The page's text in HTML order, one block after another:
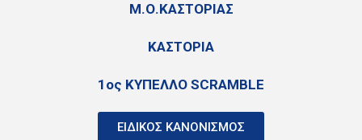
Μ.Ο.ΚΑΣΤΟΡΙΑΣ
ΚΑΣΤΟΡΙΑ
1ος ΚΥΠΕΛΛΟ SCRAMBLE
ΕΙΔΙΚΟΣ ΚΑΝΟΝΙΣΜΟΣ